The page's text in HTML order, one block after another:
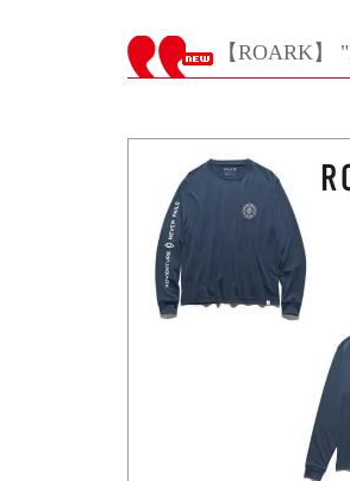
【ROARK】